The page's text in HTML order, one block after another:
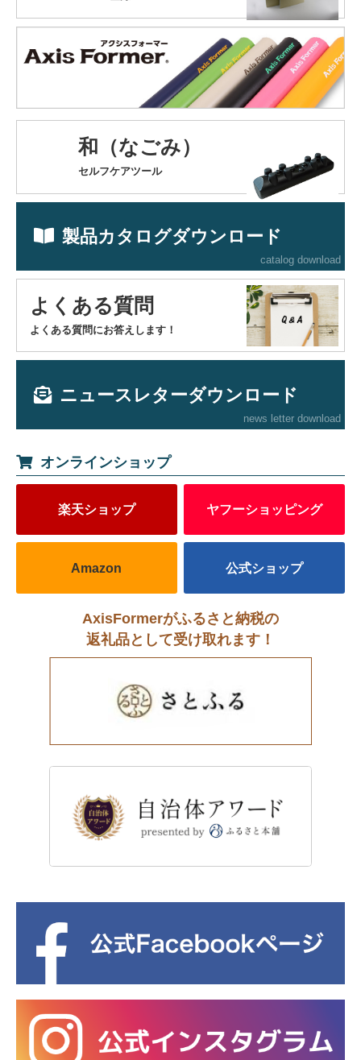
和（なごみ）
セルフケアツール
製品カタログダウンロード
catalog download
よくある質問
よくある質問にお答えします！
ニュースレターダウンロード
news letter download
オンラインショップ
楽天ショップ ヤフーショッピング
Amazon 公式ショップ
AxisFormerがふるさと納税の
返礼品として受け取れます！